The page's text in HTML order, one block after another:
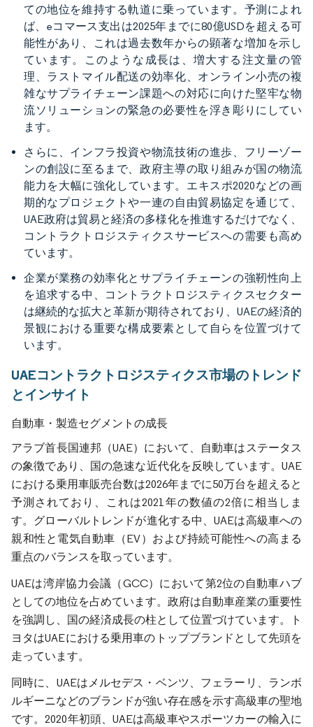
ての地位を維持する軌道に乗っています。予測によれ
ば、eコマース支出は2025年までに80億USDを超える可
能性があり、これは過去数年からの顕著な増加を示し
ています。このような成長は、増大する注文量の管
理、ラストマイル配送の効率化、オンライン小売の複
雑なサプライチェーン課題への対応に向けた堅牢な物
流ソリューションの緊急の必要性を浮き彫りにしてい
ます。
さらに、インフラ投資や物流技術の進歩、フリーゾー
ンの創設に至るまで、政府主導の取り組みが国の物流
能力を大幅に強化しています。エキスポ2020などの画
期的なプロジェクトや一連の自由貿易協定を通じて、
UAE政府は貿易と経済の多様化を推進するだけでなく、
コントラクトロジスティクスサービスへの需要も高め
ています。
企業が業務の効率化とサプライチェーンの強靭性向上
を追求する中、コントラクトロジスティクスセクター
は継続的な拡大と革新が期待されており、UAEの経済的
景観における重要な構成要素として自らを位置づけて
います。
UAEコントラクトロジスティクス市場のトレンド
とインサイト
自動車・製造セグメントの成長
アラブ首長国連邦（UAE）において、自動車はステータス
の象徴であり、国の急速な近代化を反映しています。UAE
における乗用車販売台数は2026年までに50万台を超えると
予測されており、これは2021年の数値の2倍に相当しま
す。グローバルトレンドが進化する中、UAEは高級車への
親和性と電気自動車（EV）および持続可能性への高まる
重点のバランスを取っています。
UAEは湾岸協力会議（GCC）において第2位の自動車ハブ
としての地位を占めています。政府は自動車産業の重要性
を強調し、国の経済成長の柱として位置づけています。ト
ヨタはUAEにおける乗用車のトップブランドとして先頭を
走っています。
同時に、UAEはメルセデス・ベンツ、フェラーリ、ランボ
ルギーニなどのブランドが強い存在感を示す高級車の聖地
です。2020年初頭、UAEは高級車やスポーツカーの輸入に